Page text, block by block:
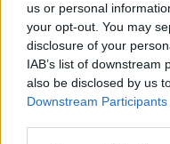
us or personal
your opt-out. You may
disclosure of your
IAB’s list of
also be disclosed by us
Downstream Participants
Grazie Tommaso.
Ho provato e il trucco
Da domani, sulla
Un saluto